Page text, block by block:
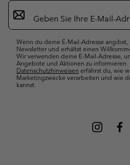
Newsletter-
Anmeldung
Wenn du deine E-Mail-Adresse
Newsletter und erhältst einen
Wir verwenden deine E-Mail-Adresse,
Angebote und Aktionen zu informieren.
Datenschutzhinweisen erfährst du, wie
Marketingzwecke verarbeiten und wie
kannst.